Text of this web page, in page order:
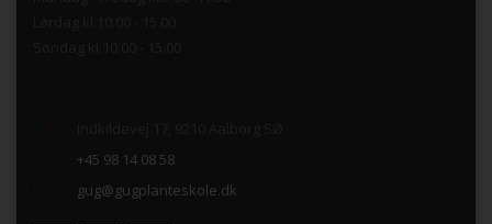
+45 98 14 08 58
gug@gugplanteskole.dk